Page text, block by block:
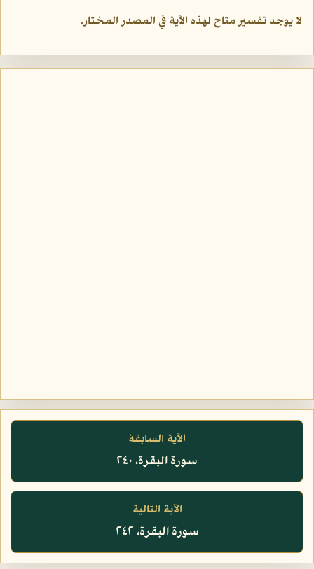
لا يوجد تفسير متاح لهذه الآية في المصدر المختار.
الآية السابقة
سورة البقرة، ٢٤٠
الآية التالية
سورة البقرة، ٢٤٢